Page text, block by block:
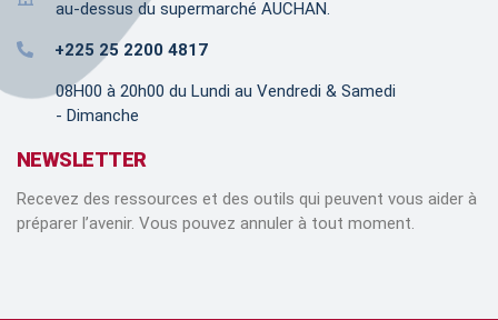
au-dessus du supermarché AUCHAN.
+225 25 2200 4817
08H00 à 20h00 du Lundi au Vendredi & Samedi
- Dimanche
NEWSLETTER
Recevez des ressources et des outils qui peuvent vous aider à
préparer l’avenir. Vous pouvez annuler à tout moment.